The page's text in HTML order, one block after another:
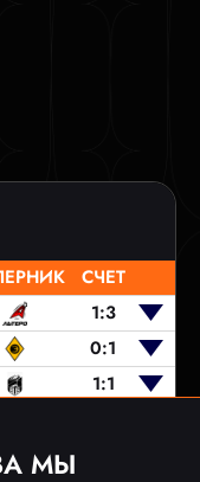
СЧЕТ
1:3
0:1
1:1
МЫ